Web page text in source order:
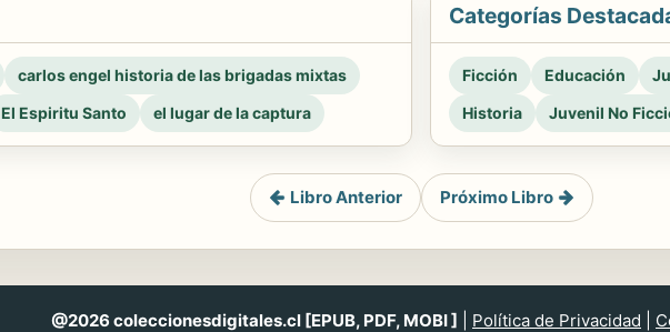
carlos engel historia de las brigadas mixtas
El Espiritu Santo el lugar de la captura
Categorías
Ficción Educación
Historia
Juvenil No
Libro Anterior Próximo Libro
@2026 coleccionesdigitales.cl [EPUB, PDF, MOBI ] Política de Privacidad